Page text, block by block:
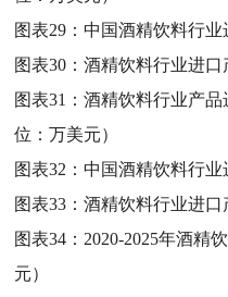
图表29：中国酒精饮料行业
图表30：酒精饮料行业进口
图表31：酒精饮料行业产
位：万美元）
图表32：中国酒精饮料行业
图表33：酒精饮料行业进口
图表34： 2020-2025年酒精
元）